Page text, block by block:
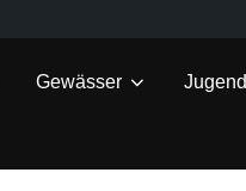
Gewässer Jugend